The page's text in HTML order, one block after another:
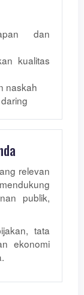
dan
kualitas
naskah
relevan
publik,
tata
ekonomi